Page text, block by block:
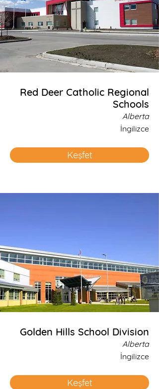
Red Deer Catholic Regional
Schools
Alberta
İngilizce
Keşfet
Golden Hills School Division
Alberta
İngilizce
Keşfet